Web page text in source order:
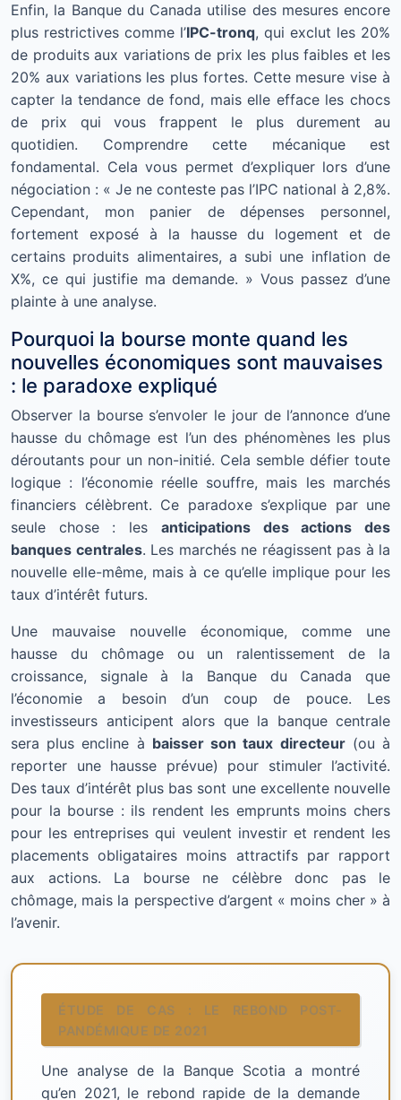
Enfin, la Banque du Canada utilise des mesures encore
plus restrictives comme l’IPC-tronq, qui exclut les 20%
de produits aux variations de prix les plus faibles et les
20% aux variations les plus fortes. Cette mesure vise à
capter la tendance de fond, mais elle efface les chocs
de prix qui vous frappent le plus durement au
quotidien. Comprendre cette mécanique est
fondamental. Cela vous permet d’expliquer lors d’une
négociation : « Je ne conteste pas l’IPC national à 2,8%.
Cependant, mon panier de dépenses personnel,
fortement exposé à la hausse du logement et de
certains produits alimentaires, a subi une inflation de
X%, ce qui justifie ma demande. » Vous passez d’une
plainte à une analyse.
Pourquoi la bourse monte quand les
nouvelles économiques sont mauvaises
: le paradoxe expliqué
Observer la bourse s’envoler le jour de l’annonce d’une
hausse du chômage est l’un des phénomènes les plus
déroutants pour un non-initié. Cela semble défier toute
logique : l’économie réelle souffre, mais les marchés
financiers célèbrent. Ce paradoxe s’explique par une
seule chose : les anticipations des actions des
banques centrales. Les marchés ne réagissent pas à la
nouvelle elle-même, mais à ce qu’elle implique pour les
taux d’intérêt futurs.
Une mauvaise nouvelle économique, comme une
hausse du chômage ou un ralentissement de la
croissance, signale à la Banque du Canada que
l’économie a besoin d’un coup de pouce. Les
investisseurs anticipent alors que la banque centrale
sera plus encline à baisser son taux directeur(ou à
reporter une hausse prévue) pour stimuler l’activité.
Des taux d’intérêt plus bas sont une excellente nouvelle
pour la bourse : ils rendent les emprunts moins chers
pour les entreprises qui veulent investir et rendent les
placements obligataires moins attractifs par rapport
aux actions. La bourse ne célèbre donc pas le
chômage, mais la perspective d’argent « moins cher » à
l’avenir.
ÉTUDE DE CAS : LE REBOND POST-
PANDÉMIQUE DE 2021
Une analyse de la Banque Scotia a montré
qu’en 2021, le rebond rapide de la demande